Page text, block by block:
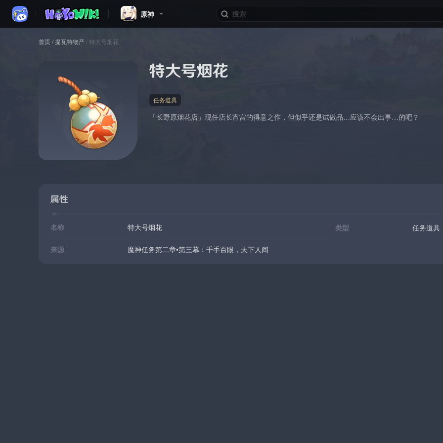
原神
首页/提瓦特物产/特大号烟花
特大号烟花
任务道具
「长野原烟花店」现任店长宵宫的得意之作，但似乎还是试做品…应该不会出事…的吧？
属性
名称 特大号烟花 类型 任务道具
来源 魔神任务第二章•第三幕：千手百眼，天下人间